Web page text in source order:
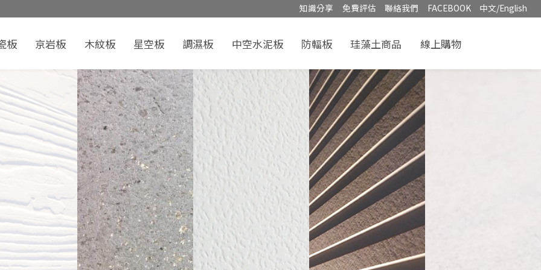
知識分享 免費評估 聯絡我們 FACEBOOK 中文/English
板 京岩板 木紋板 星空板 調濕板 中空水泥板 防輻板 珪藻土商品 線上購物